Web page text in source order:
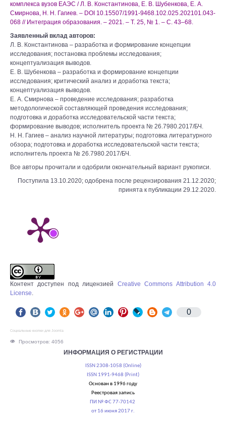
комплекса вузов ЕАЭС / Л. В. Константинова, Е. В. Шубенкова, Е. А.
Смирнова, Н. Н. Гагиев. – DOI 10.15507/1991-9468.102.025.202101.043-
068 // Интеграция образования. – 2021. – Т. 25, № 1. – С. 43–68.
Заявленный вклад авторов:
Л. В. Константинова – разработка и формирование концепции
исследования; постановка проблемы исследования;
концептуализация выводов.
Е. В. Шубенкова – разработка и формирование концепции
исследования; критический анализ и доработка текста;
концептуализация выводов.
Е. А. Смирнова – проведение исследования; разработка
методологической составляющей проведения исследования;
подготовка и доработка исследовательской части текста;
формирование выводов; исполнитель проекта № 26.7980.2017/БЧ.
Н. Н. Гагиев – анализ научной литературы; подготовка литературного
обзора; подготовка и доработка исследовательской части текста;
исполнитель проекта № 26.7980.2017/БЧ.
Все авторы прочитали и одобрили окончательный вариант рукописи.
Поступила 13.10.2020; одобрена после рецензирования 21.12.2020;
принята к публикации 29.12.2020.
Контент доступен под лицензией Creative Commons Attribution 4.0
License.
0
Социальные кнопки для Joomla
Просмотров: 4056
ИНФОРМАЦИЯ О РЕГИСТРАЦИИ
ISSN 2308-1058 (Online)
ISSN 1991-9468 (Print)
Основан в 1996 году
Реестровая запись
ПИ № ФС 77-70142
от 16 июня 2017 г.